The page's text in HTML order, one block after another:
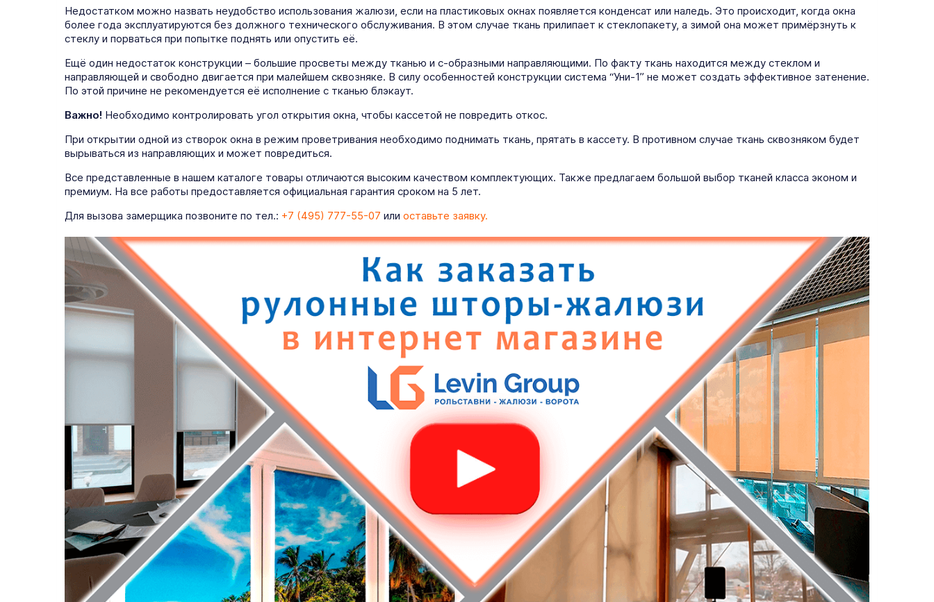
Недостатком можно назвать неудобство использования жалюзи, если на пластиковых окнах появляется конденсат или наледь. Это происходит, когда окна
более года эксплуатируются без должного технического обслуживания. В этом случае ткань прилипает к стеклопакету, а зимой она может примёрзнуть к
стеклу и порваться при попытке поднять или опустить её.
Ещё один недостаток конструкции – большие просветы между тканью и с-образными направляющими. По факту ткань находится между стеклом и
направляющей и свободно двигается при малейшем сквозняке. В силу особенностей конструкции система “Уни-1” не может создать эффективное затенение.
По этой причине не рекомендуется её исполнение с тканью блэкаут.
Важно! Необходимо контролировать угол открытия окна, чтобы кассетой не повредить откос.
При открытии одной из створок окна в режим проветривания необходимо поднимать ткань, прятать в кассету. В противном случае ткань сквозняком будет
вырываться из направляющих и может повредиться.
Все представленные в нашем каталоге товары отличаются высоким качеством комплектующих. Также предлагаем большой выбор тканей класса эконом и
премиум. На все работы предоставляется официальная гарантия сроком на 5 лет.
Для вызова замерщика позвоните по тел.: +7 (495) 777-55-07 или оставьте заявку.